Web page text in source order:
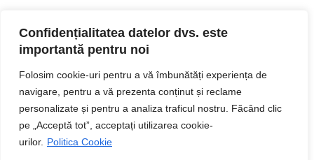
Confidențialitatea datelor dvs. este
importantă pentru noi
Folosim cookie-uri pentru a vă îmbunătăți experiența de
navigare, pentru a vă prezenta conținut și reclame
personalizate și pentru a analiza traficul nostru. Făcând clic
pe „Acceptă tot”, acceptați utilizarea cookie-
urilor. Politica Cookie